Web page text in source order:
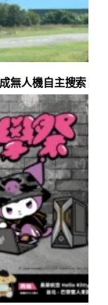
無人機自主搜索